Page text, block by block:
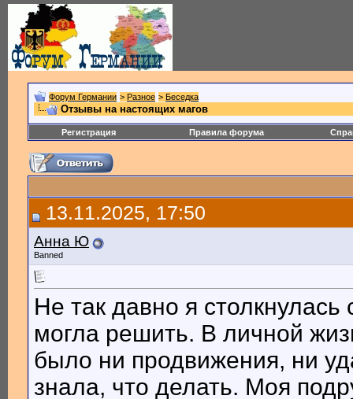
Форум Германии > Разное > Беседка
Отзывы на настоящих магов
Регистрация Правила форума
13.11.2025, 17:50
Анна Ю
Banned
Не так давно я
могла решить. В личной
было ни продвижения, ни
знала, что делать. Моя